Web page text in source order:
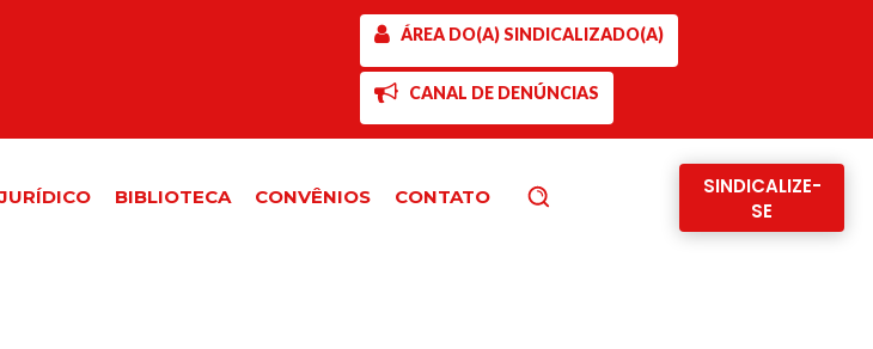
ÁREA DO(A) SINDICALIZADO(A)
CANAL DE DENÚNCIAS
JURÍDICO BIBLIOTECA CONVÊNIOS CONTATO
SINDICALIZE-
SE